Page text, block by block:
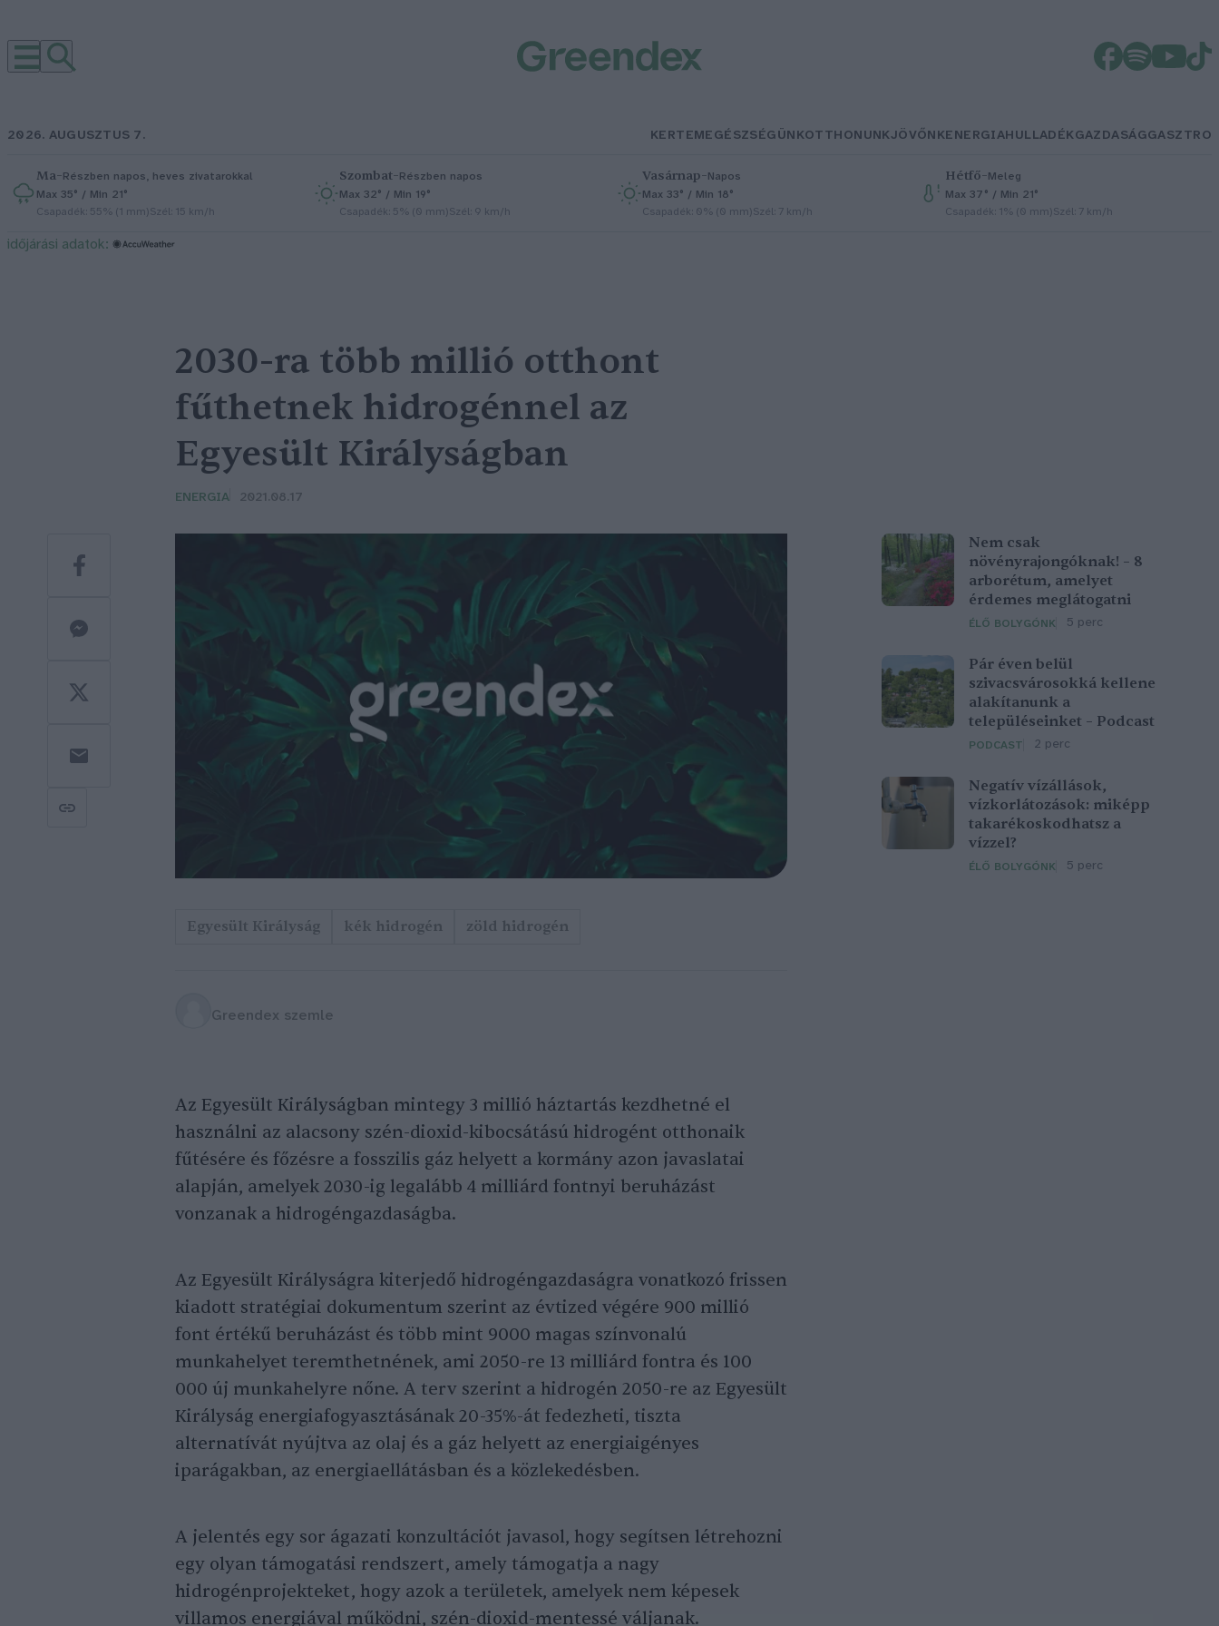
2026. AUGUSZTUS 7. KERTEMEGÉSZSÉGÜNKOTTHONUNKJÖVŐNKENERGIAHULLADÉKGAZDASÁGGASZTRO
Ma–Részben napos, heves zivatarokkal
Max 35° / Min 21°
Csapadék: 55% (1 mm)Szél: 15 km/h
Szombat–Részben napos
Max 32° / Min 19°
Csapadék: 5% (0 mm)Szél: 9 km/h
Vasárnap–Napos
Max 33° / Min 18°
Csapadék: 0% (0 mm)Szél: 7 km/h
Hétfő–Meleg
Max 37° / Min 21°
Csapadék: 1% (0 mm)Szél: 7 km/h
időjárási adatok:
Nem csak
növényrajongóknak! – 8
arborétum, amelyet
érdemes meglátogatni
ÉLŐ BOLYGÓNK 5 perc
Pár éven belül
szivacsvárosokká kellene
alakítanunk a
településeinket – Podcast
PODCAST 2 perc
Negatív vízállások,
vízkorlátozások: miképp
takarékoskodhatsz a
vízzel?
ÉLŐ BOLYGÓNK 5 perc
2030-ra több millió otthont
fűthetnek hidrogénnel az
Egyesült Királyságban
ENERGIA 2021.08.17
Egyesült Királyság kék hidrogén zöld hidrogén
Greendex szemle
Az Egyesült Királyságban mintegy 3 millió háztartás kezdhetné el
használni az alacsony szén-dioxid-kibocsátású hidrogént otthonaik
fűtésére és főzésre a fosszilis gáz helyett a kormány azon javaslatai
alapján, amelyek 2030-ig legalább 4 milliárd fontnyi beruházást
vonzanak a hidrogéngazdaságba.
Az Egyesült Királyságra kiterjedő hidrogéngazdaságra vonatkozó frissen
kiadott stratégiai dokumentum szerint az évtized végére 900 millió
font értékű beruházást és több mint 9000 magas színvonalú
munkahelyet teremthetnének, ami 2050-re 13 milliárd fontra és 100
000 új munkahelyre nőne. A terv szerint a hidrogén 2050-re az Egyesült
Királyság energiafogyasztásának 20-35%-át fedezheti, tiszta
alternatívát nyújtva az olaj és a gáz helyett az energiaigényes
iparágakban, az energiaellátásban és a közlekedésben.
A jelentés egy sor ágazati konzultációt javasol, hogy segítsen létrehozni
egy olyan támogatási rendszert, amely támogatja a nagy
hidrogénprojekteket, hogy azok a területek, amelyek nem képesek
villamos energiával működni, szén-dioxid-mentessé váljanak.